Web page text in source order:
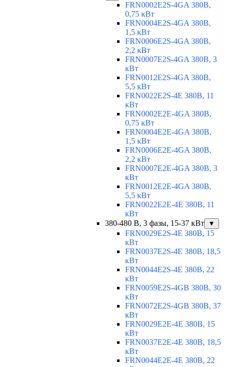
FRN0002E2S-4GA 380В,
0,75 кВт
FRN0004E2S-4GA 380В,
1,5 кВт
FRN0006E2S-4GA 380В,
2,2 кВт
FRN0007E2S-4GA 380В, 3
кВт
FRN0012E2S-4GA 380В,
5,5 кВт
FRN0022E2S-4E 380В, 11
кВт
FRN0002E2E-4GA 380В,
0,75 кВт
FRN0004E2E-4GA 380В,
1,5 кВт
FRN0006E2E-4GA 380В,
2,2 кВт
FRN0007E2E-4GA 380В, 3
кВт
FRN0012E2E-4GA 380В,
5,5 кВт
FRN0022E2E-4E 380В, 11
кВт
380-480 В, 3 фазы, 15-37 кВт
▼
FRN0029E2S-4E 380В, 15
кВт
FRN0037E2S-4E 380В, 18,5
кВт
FRN0044E2S-4E 380В, 22
кВт
FRN0059E2S-4GB 380В, 30
кВт
FRN0072E2S-4GB 380В, 37
кВт
FRN0029E2E-4E 380В, 15
кВт
FRN0037E2E-4E 380В, 18,5
кВт
FRN0044E2E-4E 380В, 22